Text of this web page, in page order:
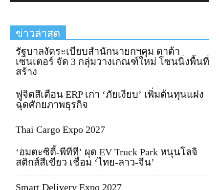
ข่าวล่าสุด
รัฐบาลงัดระเบียบสำนักนายกฯคุม ดาต้า
เซนเตอร์ จัด 3 กลุ่มวางเกณฑ์ใหม่ โซนนิ่งพื้นที่
สร้าง
ฟูจิตสึเตือน ERP เก่า ‘ภัยเงียบ’ เพิ่มต้นทุนแฝง
ฉุดศักยภาพธุรกิจ
Thai Cargo Expo 2027
‘อมตะซิตี้-พีทีที’ ผุด EV Truck Park หนุนโลจิ
สติกส์สีเขียว เชื่อม ‘ไทย-ลาว-จีน’
Smart Delivery Expo 2027